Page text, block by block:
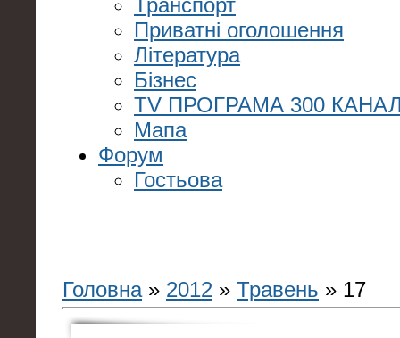
Транспорт
Приватні оголошення
Література
Бізнес
TV ПРОГРАМА 300
Мапа
Форум
Гостьова
Головна» 2012 » Травень » 17